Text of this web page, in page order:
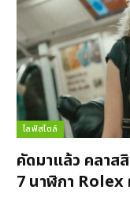
ไลฟ์สไตล์
คัดมาแล้ว คลาส
7 นาฬิกา